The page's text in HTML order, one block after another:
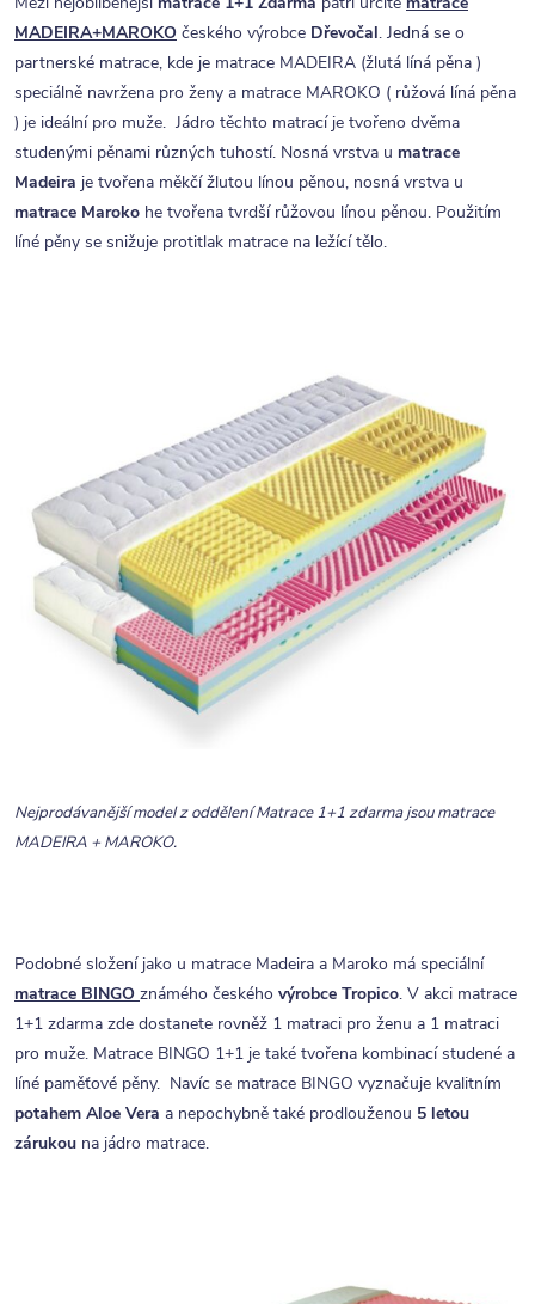
MADEIRA+MAROKO českého výrobce Dřevočal. Jedná se o
partnerské matrace, kde je matrace MADEIRA (žlutá líná pěna )
speciálně navržena pro ženy a matrace MAROKO ( růžová líná pěna
) je ideální pro muže. Jádro těchto matrací je tvořeno dvěma
studenými pěnami různých tuhostí. Nosná vrstva u matrace
Madeira je tvořena měkčí žlutou línou pěnou, nosná vrstva u
matrace Maroko he tvořena tvrdší růžovou línou pěnou. Použitím
líné pěny se snižuje protitlak matrace na ležící tělo.
Nejprodávanější model z oddělení Matrace 1+1 zdarma jsou matrace
MADEIRA + MAROKO.
Podobné složení jako u matrace Madeira a Maroko má speciální
matrace BINGO známého českého výrobce Tropico. V akci matrace
1+1 zdarma zde dostanete rovněž 1 matraci pro ženu a 1 matraci
pro muže. Matrace BINGO 1+1 je také tvořena kombinací studené a
líné paměťové pěny. Navíc se matrace BINGO vyznačuje kvalitním
potahem Aloe Vera a nepochybně také prodlouženou 5 letou
zárukou na jádro matrace.